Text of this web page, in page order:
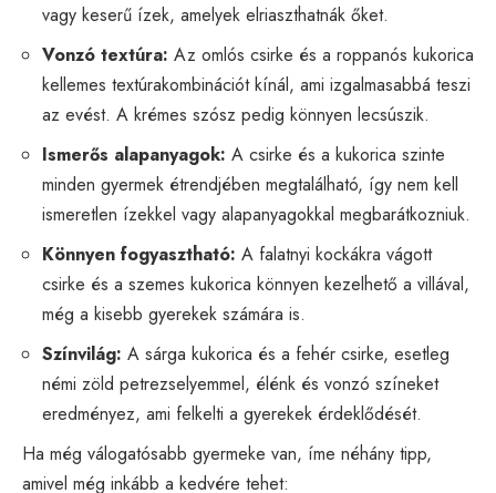
vagy keserű ízek, amelyek elriaszthatnák őket.
Vonzó textúra: Az omlós csirke és a roppanós kukorica
kellemes textúrakombinációt kínál, ami izgalmasabbá teszi
az evést. A krémes szósz pedig könnyen lecsúszik.
Ismerős alapanyagok: A csirke és a kukorica szinte
minden gyermek étrendjében megtalálható, így nem kell
ismeretlen ízekkel vagy alapanyagokkal megbarátkozniuk.
Könnyen fogyasztható: A falatnyi kockákra vágott
csirke és a szemes kukorica könnyen kezelhető a villával,
még a kisebb gyerekek számára is.
Színvilág: A sárga kukorica és a fehér csirke, esetleg
némi zöld petrezselyemmel, élénk és vonzó színeket
eredményez, ami felkelti a gyerekek érdeklődését.
Ha még válogatósabb gyermeke van, íme néhány tipp,
amivel még inkább a kedvére tehet: